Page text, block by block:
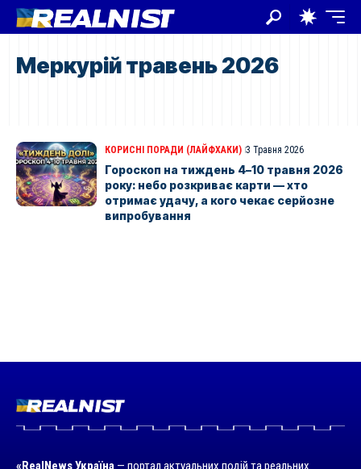
Меркурій травень 2026
КОРИСНІ ПОРАДИ (ЛАЙФХАКИ) 3 Травня 2026
Гороскоп на тиждень 4–10 травня 2026
року: небо розкриває карти — хто
отримає удачу, а кого чекає серйозне
випробування
«RealNews Україна — портал актуальних подій та реальних